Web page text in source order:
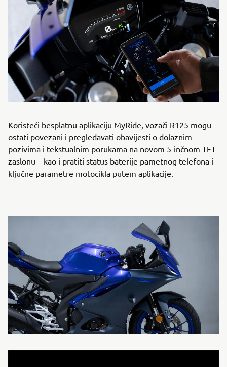
Koristeći besplatnu aplikaciju MyRide, vozači R125 mogu
ostati povezani i pregledavati obavijesti o dolaznim
pozivima i tekstualnim porukama na novom 5-inčnom TFT
zaslonu – kao i pratiti status baterije pametnog telefona i
ključne parametre motocikla putem aplikacije.